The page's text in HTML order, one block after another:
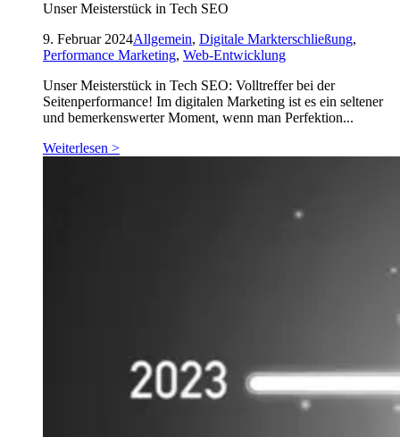
Unser Meisterstück in Tech SEO
9. Februar 2024Allgemein, Digitale Markterschließung,
Performance Marketing, Web-Entwicklung
Unser Meisterstück in Tech SEO: Volltreffer bei der
Seitenperformance! Im digitalen Marketing ist es ein seltener
und bemerkenswerter Moment, wenn man Perfektion...
Weiterlesen >